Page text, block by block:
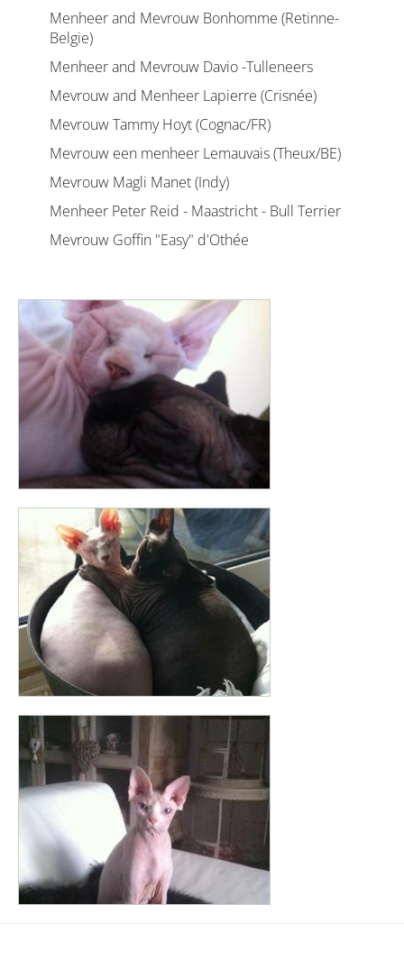
Menheer and Mevrouw Bonhomme (Retinne-
Belgie)
Menheer and Mevrouw Davio -Tulleneers
Mevrouw and Menheer Lapierre (Crisnée)
Mevrouw Tammy Hoyt (Cognac/FR)
Mevrouw een menheer Lemauvais (Theux/BE)
Mevrouw Magli Manet (Indy)
Menheer Peter Reid - Maastricht - Bull Terrier
Mevrouw Goffin "Easy" d'Othée